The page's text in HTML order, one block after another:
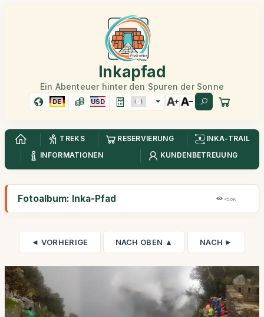
Inkapfad
Ein Abenteuer hinter den Spuren der Sonne
DE USD
TREKS RESERVIERUNG
INKA-TRAIL
INFORMATIONEN
KUNDENBETREUUNG
Fotoalbum: Inka-Pfad 45,6K
◄ VORHERIGE NACH OBEN ▲ NACH ►